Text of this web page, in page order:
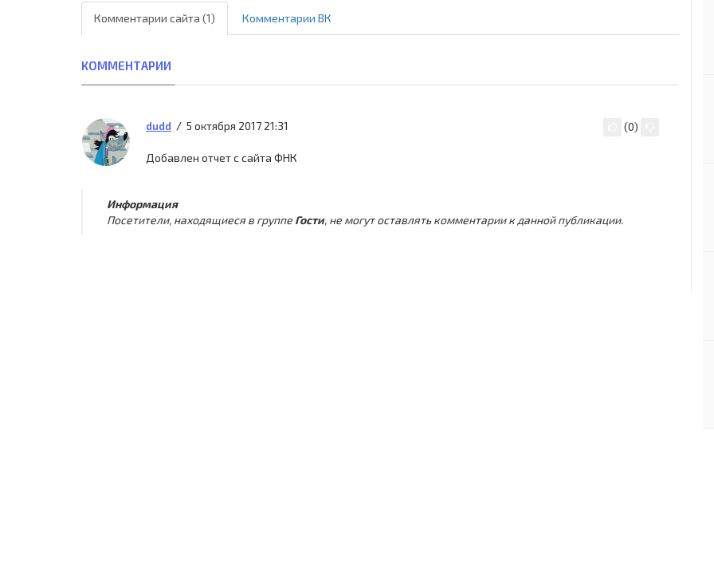
Комментарии сайта (1) Комментарии ВК
КОММЕНТАРИИ
dudd 5 октября 2017 21:31 (0)
Добавлен отчет с сайта ФНК
Информация
Посетители, находящиеся в группе Гости, не могут оставлять комментарии к данной публикации.